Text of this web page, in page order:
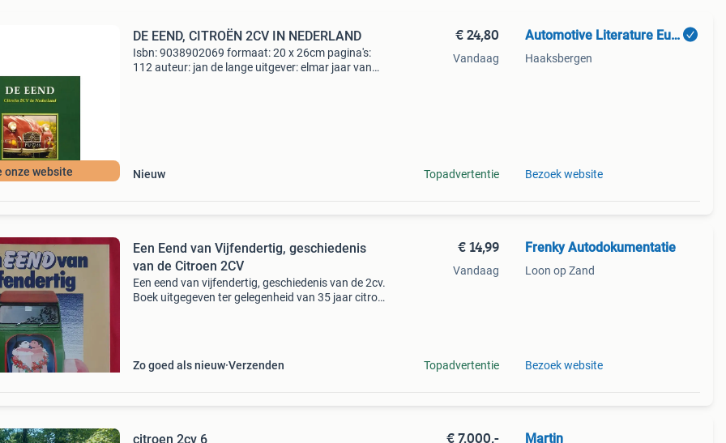
onze website
DE EEND, CITROËN 2CV IN NEDERLAND
Isbn: 9038902069 formaat: 20 x 26cm pagina's:
112 auteur: jan de lange uitgever: elmar jaar van
Nieuw
€ 24,80
Vandaag
Topadvertentie
Automotive Literature Europe
Haaksbergen
Bezoek website
Een Eend van Vijfendertig, geschiedenis
van de Citroen 2CV
Een eend van vijfendertig, geschiedenis van de 2cv.
Boek uitgegeven ter gelegenheid van 35 jaar citroën
Zo goed als nieuw Verzenden
€ 14,99
Vandaag
Topadvertentie
Frenky Autodokumentatie
Loon op Zand
Bezoek website
citroen 2cv 6 € 7.000,- Martin